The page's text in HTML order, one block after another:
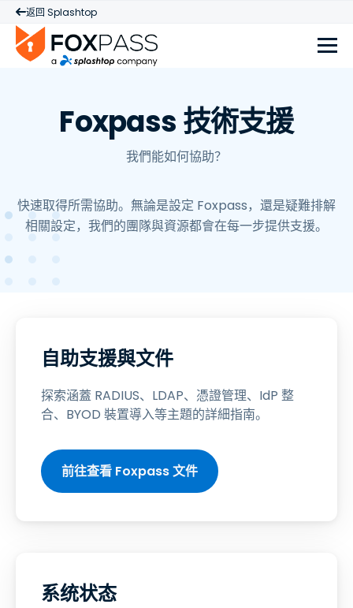
返回 Splashtop
Foxpass 技術支援
我們能如何協助？
快速取得所需協助。無論是設定 Foxpass，還是疑難排解
相關設定，我們的團隊與資源都會在每一步提供支援。
自助支援與文件
探索涵蓋 RADIUS、LDAP、憑證管理、IdP 整
合、BYOD 裝置導入等主題的詳細指南。
前往查看 Foxpass 文件
系统状态